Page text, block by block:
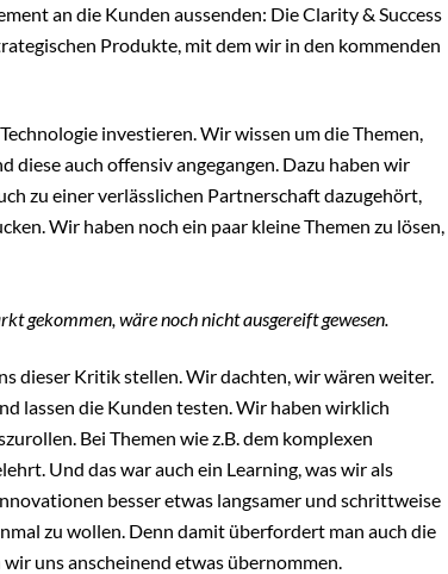
an die Kunden aussenden: Die Clarity & Success
Produkte, mit dem wir in den kommenden
investieren. Wir wissen um die Themen,
auch offensiv angegangen. Dazu haben wir
zu einer verlässlichen Partnerschaft dazugehört,
Wir haben noch ein paar kleine Themen zu lösen,
gekommen, wäre noch nicht ausgereift gewesen.
dieser Kritik stellen. Wir dachten, wir wären weiter.
lassen die Kunden testen. Wir haben wirklich
Bei Themen wie z.B. dem komplexen
Und das war auch ein Learning, was wir als
besser etwas langsamer und schrittweise
zu wollen. Denn damit überfordert man auch die
uns anscheinend etwas übernommen.